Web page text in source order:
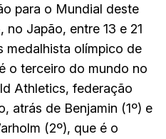
para o Mundial deste
no Japão, entre 13 e 21
medalhista olímpico de
o terceiro do mundo no
Athletics, federação
atrás de Benjamin (1º) e
(2º), que é o